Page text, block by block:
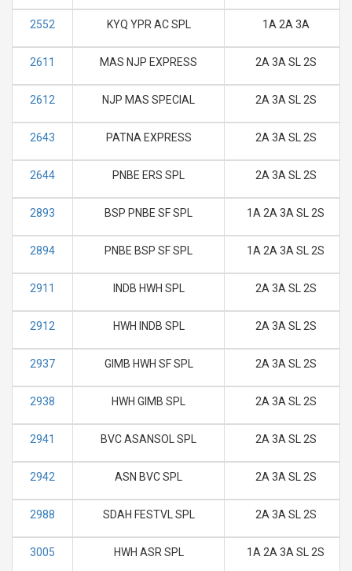
2552 KYQ YPR AC SPL 1A 2A 3A
2611 MAS NJP EXPRESS 2A 3A SL 2S
2612 NJP MAS SPECIAL 2A 3A SL 2S
2643 PATNA EXPRESS 2A 3A SL 2S
2644 PNBE ERS SPL 2A 3A SL 2S
2893 BSP PNBE SF SPL 1A 2A 3A SL 2S
2894 PNBE BSP SF SPL 1A 2A 3A SL 2S
2911 INDB HWH SPL 2A 3A SL 2S
2912 HWH INDB SPL 2A 3A SL 2S
2937 GIMB HWH SF SPL 2A 3A SL 2S
2938 HWH GIMB SPL 2A 3A SL 2S
2941 BVC ASANSOL SPL 2A 3A SL 2S
2942 ASN BVC SPL 2A 3A SL 2S
2988 SDAH FESTVL SPL 2A 3A SL 2S
3005 HWH ASR SPL 1A 2A 3A SL 2S